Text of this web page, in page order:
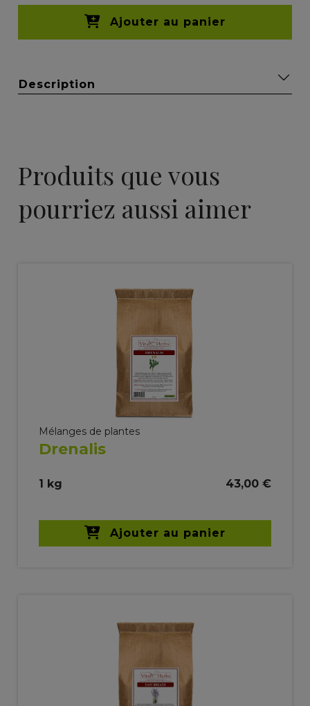
Ajouter au panier
Description
Produits que vous
pourriez aussi aimer
Mélanges de plantes
Drenalis
1 kg 43,00 €
Ajouter au panier